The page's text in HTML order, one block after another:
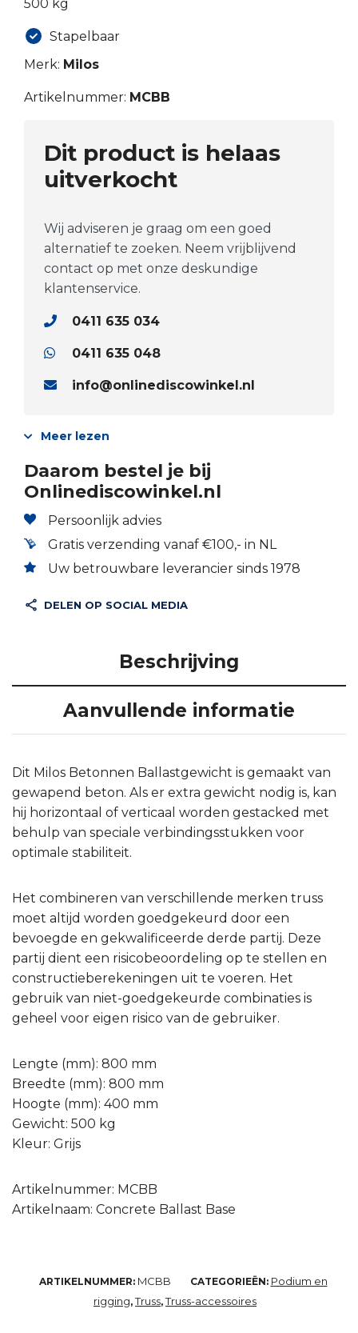
500 kg
Stapelbaar
Merk: Milos
Artikelnummer: MCBB
Dit product is helaas
uitverkocht
Wij adviseren je graag om een goed
alternatief te zoeken. Neem vrijblijvend
contact op met onze deskundige
klantenservice.
0411 635 034
0411 635 048
info@onlinediscowinkel.nl
Meer lezen
Daarom bestel je bij
Onlinediscowinkel.nl
Persoonlijk advies
Gratis verzending vanaf €100,- in NL
Uw betrouwbare leverancier sinds 1978
DELEN OP SOCIAL MEDIA
Beschrijving
Aanvullende informatie
Dit Milos Betonnen Ballastgewicht is gemaakt van
gewapend beton. Als er extra gewicht nodig is, kan
hij horizontaal of verticaal worden gestacked met
behulp van speciale verbindingsstukken voor
optimale stabiliteit.
Het combineren van verschillende merken truss
moet altijd worden goedgekeurd door een
bevoegde en gekwalificeerde derde partij. Deze
partij dient een risicobeoordeling op te stellen en
constructieberekeningen uit te voeren. Het
gebruik van niet-goedgekeurde combinaties is
geheel voor eigen risico van de gebruiker.
Lengte (mm): 800 mm
Breedte (mm): 800 mm
Hoogte (mm): 400 mm
Gewicht: 500 kg
Kleur: Grijs
Artikelnummer: MCBB
Artikelnaam: Concrete Ballast Base
ARTIKELNUMMER: MCBB CATEGORIEËN: Podium en
rigging,Truss,Truss-accessoires